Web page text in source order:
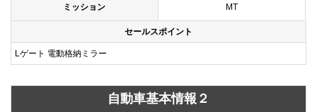
ミッション MT
セールスポイント
Lゲート 電動格納ミラー
自動車基本情報２